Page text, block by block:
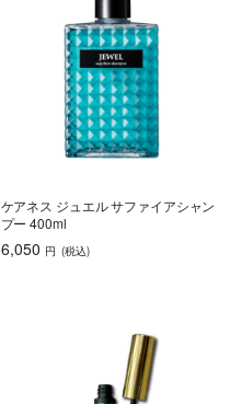
ケアネス ジュエル サファイアシャン
プー 400ml
6,050 円 (税込)